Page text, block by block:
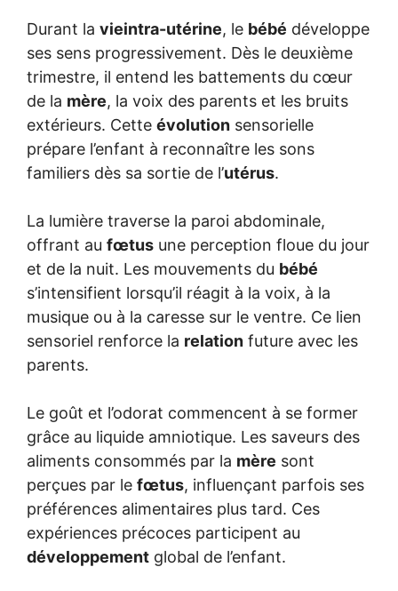
Durant la vieintra-utérine, le bébé développe
ses sens progressivement. Dès le deuxième
trimestre, il entend les battements du cœur
de la mère, la voix des parents et les bruits
extérieurs. Cette évolution sensorielle
prépare l’enfant à reconnaître les sons
familiers dès sa sortie de l’utérus.
La lumière traverse la paroi abdominale,
offrant au fœtus une perception floue du jour
et de la nuit. Les mouvements du bébé
s’intensifient lorsqu’il réagit à la voix, à la
musique ou à la caresse sur le ventre. Ce lien
sensoriel renforce la relation future avec les
parents.
Le goût et l’odorat commencent à se former
grâce au liquide amniotique. Les saveurs des
aliments consommés par la mère sont
perçues par le fœtus, influençant parfois ses
préférences alimentaires plus tard. Ces
expériences précoces participent au
développement global de l’enfant.